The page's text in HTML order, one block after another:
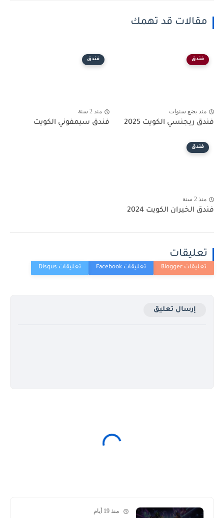
مقالات قد تهمك
فندق
منذ بضع سنوات
فندق ريجنسي الكويت 2025
فندق
منذ 2 سنة
فندق سيمفوني الكويت
فندق
منذ 2 سنة
فندق الخيران الكويت 2024
تعليقات
إرسال تعليق
منذ 19 أيام